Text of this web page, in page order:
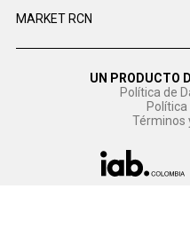
MARKET RCN
UN PRODUCTO
Política de
Política
Términos